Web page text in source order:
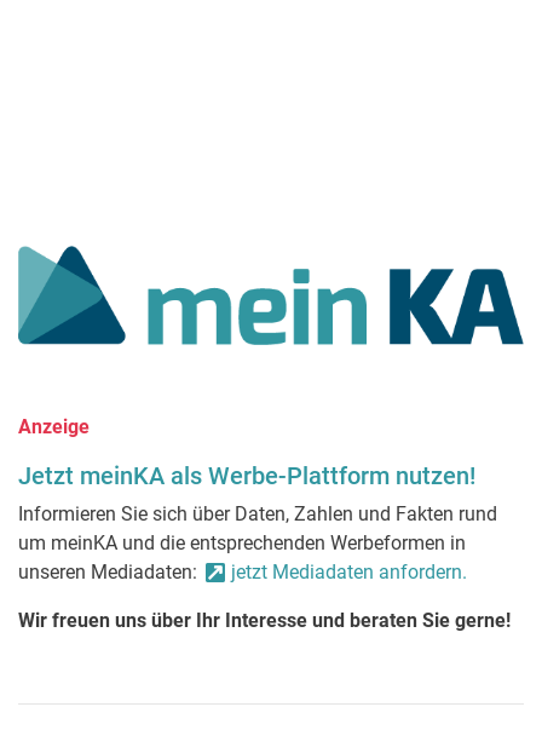
Anzeige
Jetzt meinKA als Werbe-Plattform nutzen!
Informieren Sie sich über Daten, Zahlen und Fakten rund
um meinKA und die entsprechenden Werbeformen in
unseren Mediadaten:
jetzt Mediadaten anfordern.
Wir freuen uns über Ihr Interesse und beraten Sie gerne!